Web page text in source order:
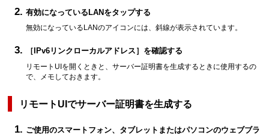
有効になっているLANをタップする
無効になっているLANのアイコンには、斜線が表示されています。
［ IPv6リンクローカルアドレス ］を確認する
リモートUIを開くときと、サーバー証明書を生成するときに使用するの
で、メモしておきます。
リモートUIでサーバー証明書を生成する
ご使用のスマートフォン、タブレットまたはパソコンのウェブブラ